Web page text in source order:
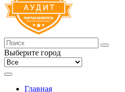
Выберите город
Главная